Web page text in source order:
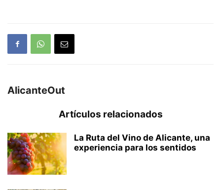
AlicanteOut
Artículos relacionados
La Ruta del Vino de Alicante, una
experiencia para los sentidos